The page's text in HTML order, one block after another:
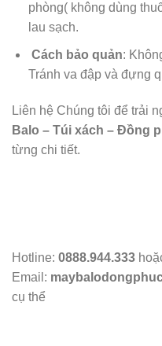
phòng( không dùng
lau sạch.
Cách bảo quản:
Tránh va đập và đựng
Liên hệ Chúng tôi để trải
Balo – Túi xách – Đồng
từng chi tiết.
Hotline: 0888.944.333
Email:
cụ thể